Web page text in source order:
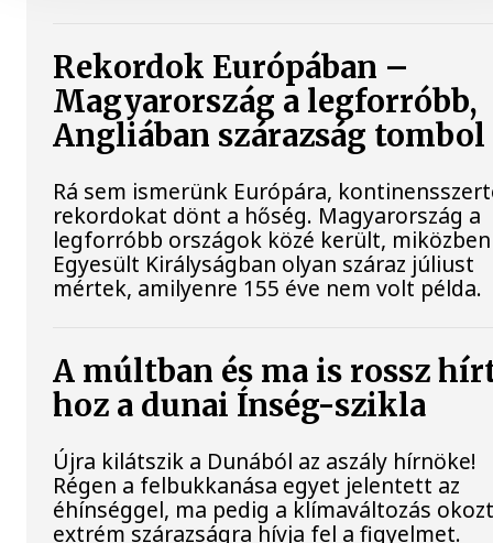
Rekordok Európában –
Magyarország a legforróbb,
Angliában szárazság tombol
Rá sem ismerünk Európára,
rekordokat dönt a hőség. Magyarország a
legforróbb országok közé került,
Egyesült Királyságban olyan száraz júliust
mértek, amilyenre 155 éve nem volt példa.
A múltban és ma is rossz
hoz a dunai Ínség-szikla
Újra kilátszik a Dunából az aszály hírnöke!
Régen a felbukkanása egyet jelentett az
éhínséggel, ma pedig a klímaváltozás
extrém szárazságra hívja fel a figyelmet.